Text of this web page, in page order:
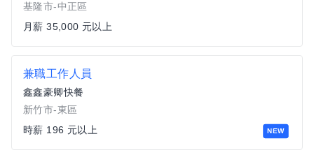
基隆市-中正區
月薪 35,000 元以上
NEW
兼職工作人員
鑫鑫豪卿快餐
新竹市-東區
時薪 196 元以上